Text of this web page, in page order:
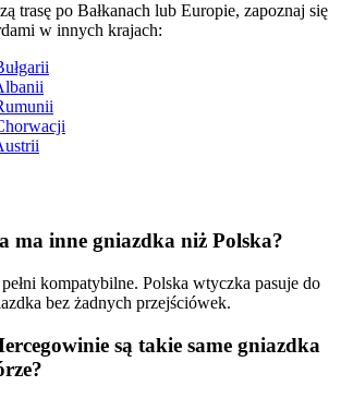
trasę po Bałkanach lub Europie, zapoznaj się
w innych krajach:
ma inne gniazdka niż Polska?
kompatybilne. Polska wtyczka pasuje do
bez żadnych przejściówek.
są takie same gniazdka